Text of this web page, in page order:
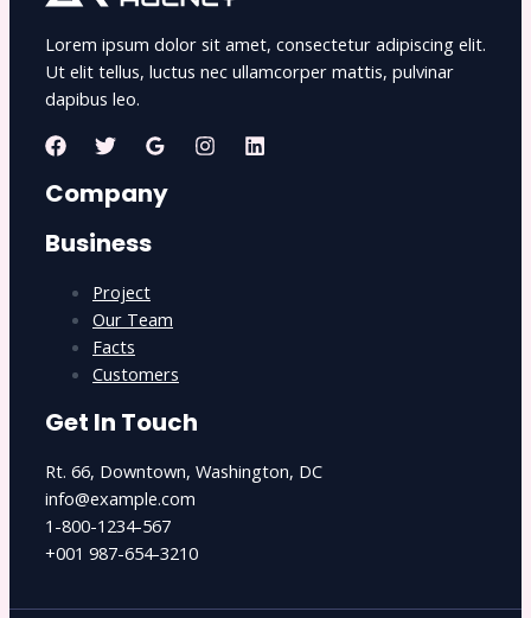
Lorem ipsum dolor sit amet, consectetur adipiscing elit.
Ut elit tellus, luctus nec ullamcorper mattis, pulvinar
dapibus leo.
Company
Business
Project
Our Team
Facts
Customers
Get In Touch
Rt. 66, Downtown, Washington, DC
info@example.com​
1-800-1234-567
+001 987-654-3210